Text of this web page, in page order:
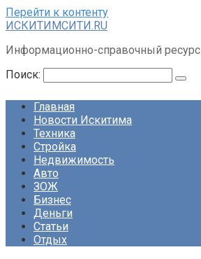
Перейти к контенту
ИСКИТИМСИТИ.RU
Информационно-справочный ресурс
Поиск:
Главная
Новости Искитима
Техника
Стройка
Недвижимость
Авто
ЗОЖ
Бизнес
Деньги
Статьи
Отдых